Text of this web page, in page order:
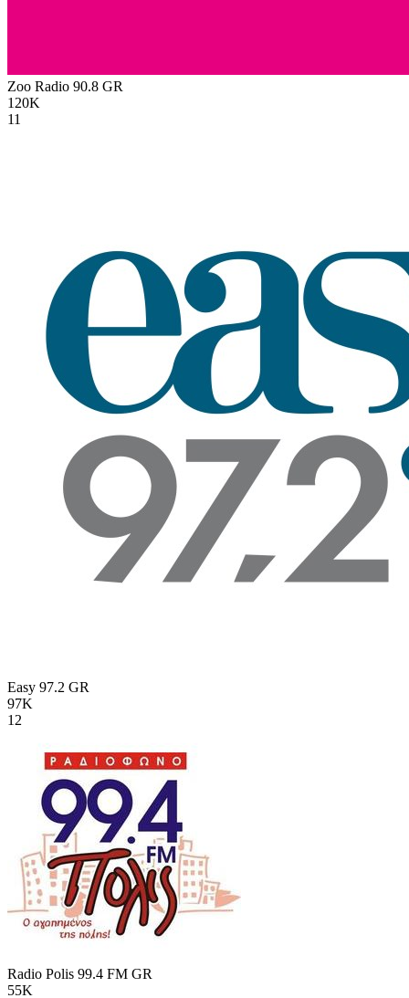
Zoo Radio 90.8 GR
120K
11
Easy 97.2 GR
97K
12
Radio Polis 99.4 FM GR
55K